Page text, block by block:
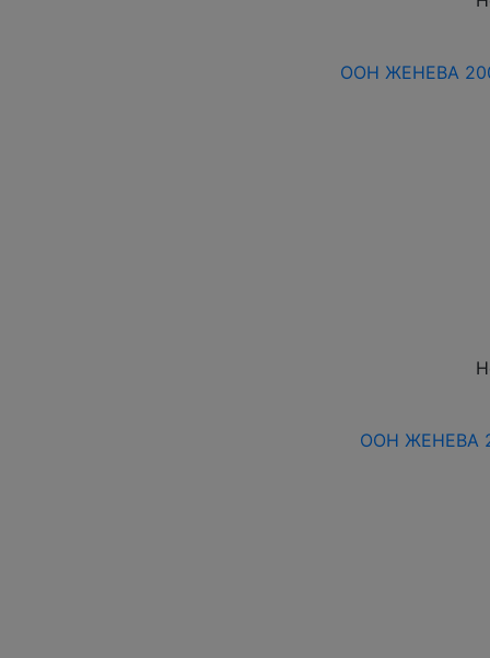
ООН ЖЕНЕВА
ООН ЖЕНЕВА